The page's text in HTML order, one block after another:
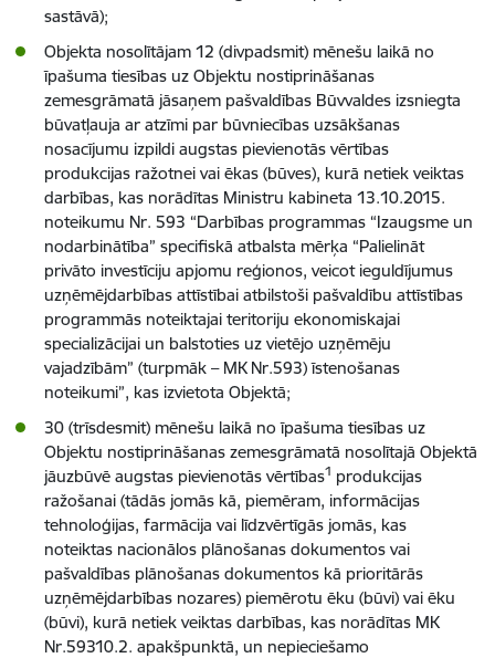
sastāvā);
Objekta nosolītājam 12 (divpadsmit) mēnešu laikā no
īpašuma tiesības uz Objektu nostiprināšanas
zemesgrāmatā jāsaņem pašvaldības Būvvaldes izsniegta
būvatļauja ar atzīmi par būvniecības uzsākšanas
nosacījumu izpildi augstas pievienotās vērtības
produkcijas ražotnei vai ēkas (būves), kurā netiek veiktas
darbības, kas norādītas Ministru kabineta 13.10.2015.
noteikumu Nr. 593 “Darbības programmas “Izaugsme un
nodarbinātība” specifiskā atbalsta mērķa “Palielināt
privāto investīciju apjomu reģionos, veicot ieguldījumus
uzņēmējdarbības attīstībai atbilstoši pašvaldību attīstības
programmās noteiktajai teritoriju ekonomiskajai
specializācijai un balstoties uz vietējo uzņēmēju
vajadzībām” (turpmāk – MK Nr.593) īstenošanas
noteikumi”, kas izvietota Objektā;
30 (trīsdesmit) mēnešu laikā no īpašuma tiesības uz
Objektu nostiprināšanas zemesgrāmatā nosolītajā Objektā
jāuzbūvē augstas pievienotās vērtības1 produkcijas
ražošanai (tādās jomās kā, piemēram, informācijas
tehnoloģijas, farmācija vai līdzvērtīgās jomās, kas
noteiktas nacionālos plānošanas dokumentos vai
pašvaldības plānošanas dokumentos kā prioritārās
uzņēmējdarbības nozares) piemērotu ēku (būvi) vai ēku
(būvi), kurā netiek veiktas darbības, kas norādītas MK
Nr.59310.2. apakšpunktā, un nepieciešamo